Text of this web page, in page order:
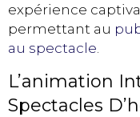
expérience
permettant au
au spectacle.
L’animation
Spectacles